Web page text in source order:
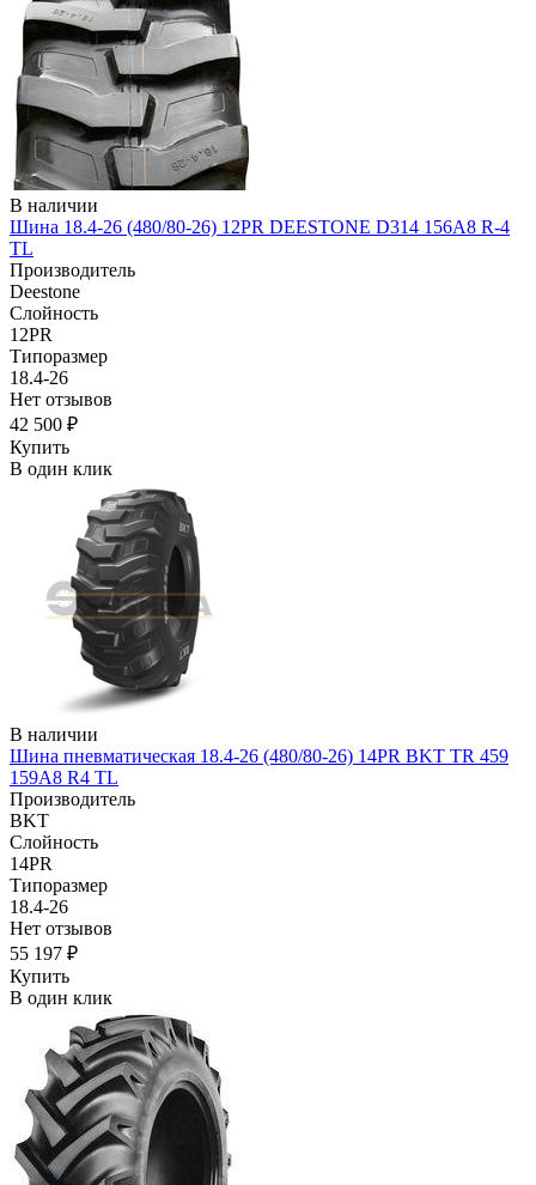
В наличии
Шина 18.4-26 (480/80-26) 12PR DEESTONE D314 156A8 R-4
TL
Производитель
Deestone
Слойность
12PR
Типоразмер
18.4-26
Нет отзывов
42 500 ₽
Купить
В один клик
В наличии
Шина пневматическая 18.4-26 (480/80-26) 14PR BKT TR 459
159A8 R4 TL
Производитель
BKT
Слойность
14PR
Типоразмер
18.4-26
Нет отзывов
55 197 ₽
Купить
В один клик